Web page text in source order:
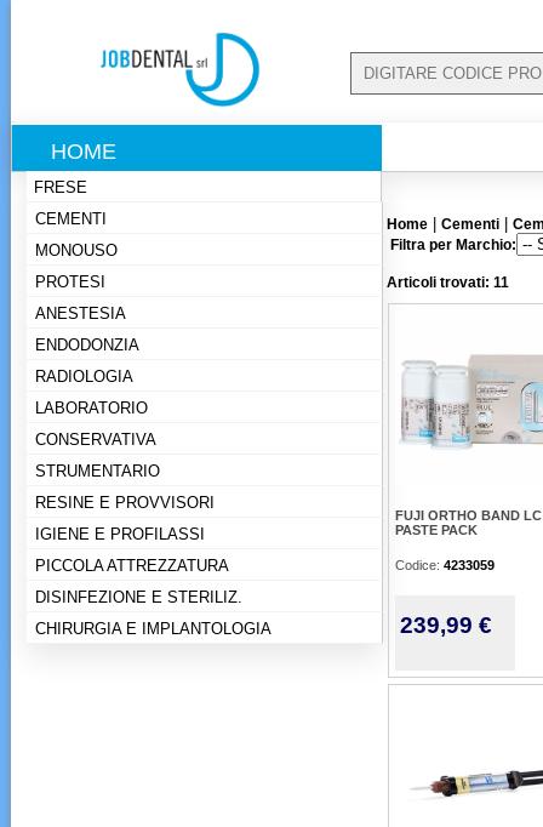
HOME
FRESE
CEMENTI
MONOUSO
PROTESI
ANESTESIA
ENDODONZIA
RADIOLOGIA
LABORATORIO
CONSERVATIVA
STRUMENTARIO
RESINE E PROVVISORI
IGIENE E PROFILASSI
PICCOLA ATTREZZATURA
DISINFEZIONE E STERILIZ.
CHIRURGIA E IMPLANTOLOGIA
Home Cementi
Filtra per Marchio:
Articoli trovati: 11
FUJI ORTHO BAND LC
PASTE PACK
Codice: 4233059
239,99 €